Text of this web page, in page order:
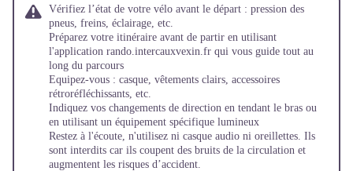
Vérifiez l’état de votre vélo avant le départ : pression des
pneus, freins, éclairage, etc.
Préparez votre itinéraire avant de partir en utilisant
l'application rando.intercauxvexin.fr qui vous guide tout au
long du parcours
Equipez-vous : casque, vêtements clairs, accessoires
rétroréfléchissants, etc.
Indiquez vos changements de direction en tendant le bras ou
en utilisant un équipement spécifique lumineux
Restez à l'écoute, n'utilisez ni casque audio ni oreillettes. Ils
sont interdits car ils coupent des bruits de la circulation et
augmentent les risques d’accident.